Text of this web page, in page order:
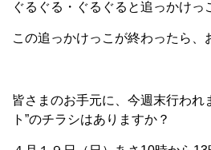
ぐるぐる・ぐるぐると追っかけっ
この追っかけっこが終わったら、
皆さまのお手元に、今週末行われ
ト”のチラシはありますか？